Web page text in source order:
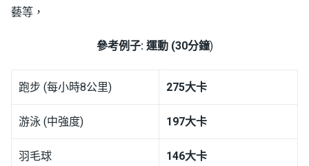
藝等，
參考例子: 運動 (30分鐘)
跑步 (每小時8公里) 275大卡
游泳 (中強度) 197大卡
羽毛球 146大卡